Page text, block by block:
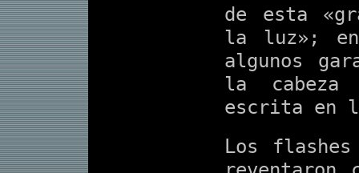
de esta
la luz»;
algunos
la
escrita en
Los